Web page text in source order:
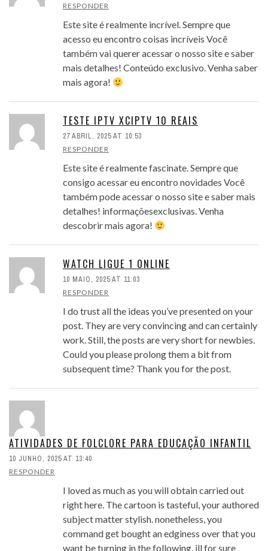
RESPONDER
Este site é realmente incrível. Sempre que
acesso eu encontro coisas incríveis Você
também vai querer acessar o nosso site e saber
mais detalhes! Conteúdo exclusivo. Venha saber
mais agora!
TESTE IPTV XCIPTV 10 REAIS
27 ABRIL, 2025 AT 10:53
RESPONDER
Este site é realmente fascinate. Sempre que
consigo acessar eu encontro novidades Você
também pode acessar o nosso site e saber mais
detalhes! informaçõesexclusivas. Venha
descobrir mais agora!
WATCH LIGUE 1 ONLINE
10 MAIO, 2025 AT 11:03
RESPONDER
I do trust all the ideas you’ve presented on your
post. They are very convincing and can certainly
work. Still, the posts are very short for newbies.
Could you please prolong them a bit from
subsequent time? Thank you for the post.
ATIVIDADES DE FOLCLORE PARA EDUCAÇÃO INFANTIL
10 JUNHO, 2025 AT 13:40
RESPONDER
I loved as much as you will obtain carried out
right here. The cartoon is tasteful, your authored
subject matter stylish. nonetheless, you
command get bought an edginess over that you
want be turning in the following. ill for sure